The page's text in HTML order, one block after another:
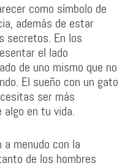
como símbolo de
además de estar
secretos. En los
el lado
de uno mismo que no
El sueño con un gato
ser más
algo en tu vida.
menudo con la
de los hombres